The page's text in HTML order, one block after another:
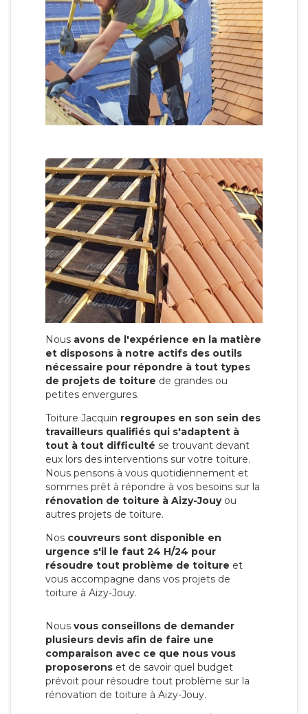
Nous avons de l'expérience en la matière
et disposons à notre actifs des outils
nécessaire pour répondre à tout types
de projets de toiture de grandes ou
petites envergures.
Toiture Jacquin regroupes en son sein des
travailleurs qualifiés qui s'adaptent à
tout à tout difficulté se trouvant devant
eux lors des interventions sur votre toiture.
Nous pensons à vous quotidiennement et
sommes prêt à répondre à vos besoins sur la
rénovation de toiture à Aizy-Jouyou
autres projets de toiture.
Nos couvreurs sont disponible en
urgence s'il le faut 24 H/24 pour
résoudre tout problème de toiture et
vous accompagne dans vos projets de
toiture à Aizy-Jouy.
Nous vous conseillons de demander
plusieurs devis afin de faire une
comparaison avec ce que nous vous
proposerons et de savoir quel budget
prévoit pour résoudre tout problème sur la
rénovation de toiture à Aizy-Jouy.